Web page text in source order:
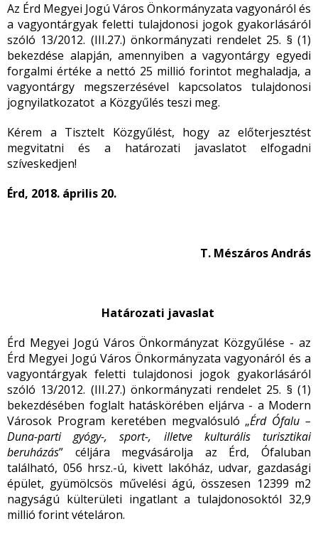
Az Érd Megyei Jogú Város Önkormányzata vagyonáról és
a vagyontárgyak feletti tulajdonosi jogok gyakorlásáról
szóló 13/2012. (III.27.) önkormányzati rendelet 25. § (1)
bekezdése alapján, amennyiben a vagyontárgy egyedi
forgalmi értéke a nettó 25 millió forintot meghaladja, a
vagyontárgy megszerzésével kapcsolatos tulajdonosi
jognyilatkozatot a Közgyűlés teszi meg.
Kérem a Tisztelt Közgyűlést, hogy az előterjesztést
megvitatni és a határozati javaslatot elfogadni
szíveskedjen!
Érd, 2018. április 20.
T. Mészáros András
Határozati javaslat
Érd Megyei Jogú Város Önkormányzat Közgyűlése - az
Érd Megyei Jogú Város Önkormányzata vagyonáról és a
vagyontárgyak feletti tulajdonosi jogok gyakorlásáról
szóló 13/2012. (III.27.) önkormányzati rendelet 25. § (1)
bekezdésében foglalt hatáskörében eljárva - a Modern
Városok Program keretében megvalósuló „Érd Ófalu –
Duna-parti gyógy-, sport-, illetve kulturális turisztikai
beruházás” céljára megvásárolja az Érd, Ófaluban
található, 056 hrsz.-ú, kivett lakóház, udvar, gazdasági
épület, gyümölcsös művelési ágú, összesen 12399 m2
nagyságú külterületi ingatlant a tulajdonosoktól 32,9
millió forint vételáron.